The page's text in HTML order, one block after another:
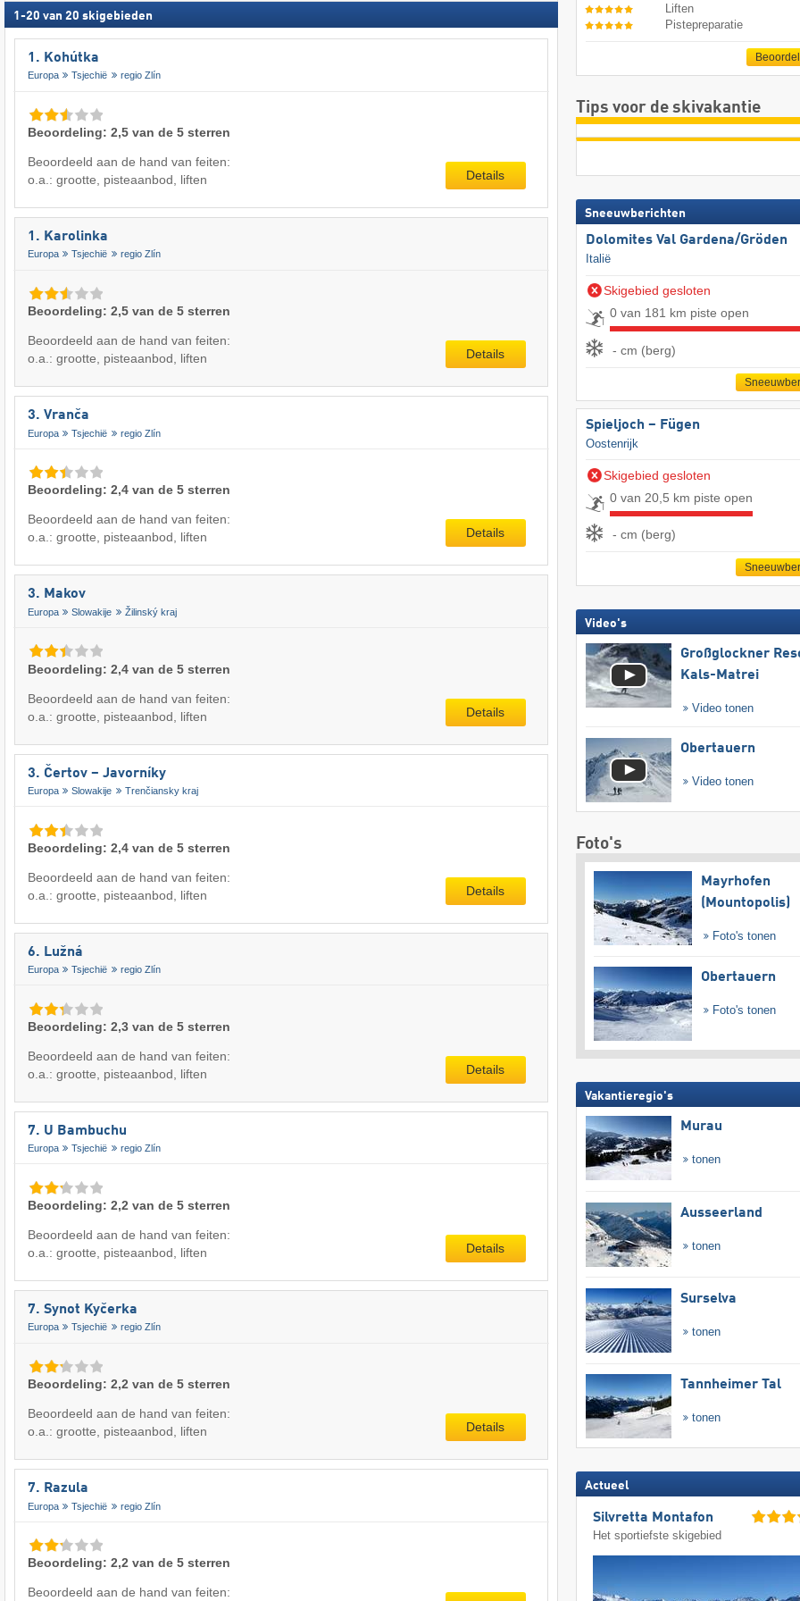
1 -20 van 20 skigebieden
1. Kohútka
Europa Tsjechië regio Zlín
Beoordeling: 2,5 van de 5 sterren
Beoordeeld aan de hand van feiten:
o.a.: grootte, pisteaanbod, liften
Details
1. Karolinka
Europa Tsjechië regio Zlín
Beoordeling: 2,5 van de 5 sterren
Beoordeeld aan de hand van feiten:
o.a.: grootte, pisteaanbod, liften
Details
3. Vranča
Europa Tsjechië regio Zlín
Beoordeling: 2,4 van de 5 sterren
Beoordeeld aan de hand van feiten:
o.a.: grootte, pisteaanbod, liften
Details
3. Makov
Europa Slowakije Žilinský kraj
Beoordeling: 2,4 van de 5 sterren
Beoordeeld aan de hand van feiten:
o.a.: grootte, pisteaanbod, liften
Details
3. Čertov – Javorníky
Europa Slowakije Trenčiansky kraj
Beoordeling: 2,4 van de 5 sterren
Beoordeeld aan de hand van feiten:
o.a.: grootte, pisteaanbod, liften
Details
6. Lužná
Europa Tsjechië regio Zlín
Beoordeling: 2,3 van de 5 sterren
Beoordeeld aan de hand van feiten:
o.a.: grootte, pisteaanbod, liften
Details
7. U Bambuchu
Europa Tsjechië regio Zlín
Beoordeling: 2,2 van de 5 sterren
Beoordeeld aan de hand van feiten:
o.a.: grootte, pisteaanbod, liften
Details
7. Synot Kyčerka
Europa Tsjechië regio Zlín
Beoordeling: 2,2 van de 5 sterren
Beoordeeld aan de hand van feiten:
o.a.: grootte, pisteaanbod, liften
Details
7. Razula
Europa Tsjechië regio Zlín
Beoordeling: 2,2 van de 5 sterren
Beoordeeld aan de hand van feiten:
Liften
Pistepreparatie
Tips voor de skivakantie
Sneeuwberichten
Dolomites Val Gardena/​Gröden
Italië
Skigebied gesloten
0 van 181 km piste open
- cm (berg)
Spieljoch – Fügen
Oostenrijk
Skigebied gesloten
0 van 20,5 km piste open
- cm (berg)
Video's
Großglockner
Kals-Matrei
Video tonen
Obertauern
Video tonen
Foto's
Mayrhofen
(Mountopolis)
Foto's tonen
Obertauern
Foto's tonen
Vakantieregio's
Murau
tonen
Ausseerland
tonen
Surselva
tonen
Tannheimer Tal
tonen
Actueel
Silvretta Montafon
Het sportiefste skigebied